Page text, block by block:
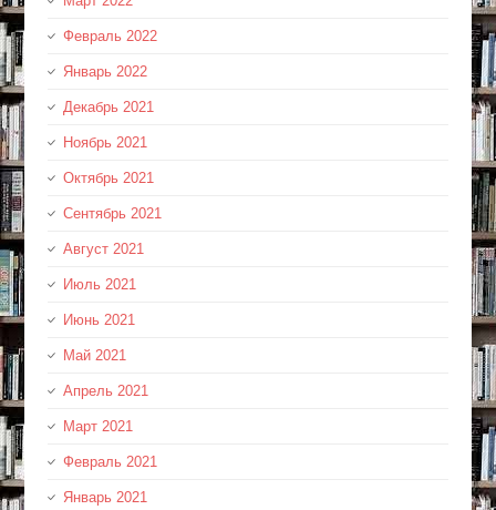
Февраль 2022
Январь 2022
Декабрь 2021
Ноябрь 2021
Октябрь 2021
Сентябрь 2021
Август 2021
Июль 2021
Июнь 2021
Май 2021
Апрель 2021
Март 2021
Февраль 2021
Январь 2021